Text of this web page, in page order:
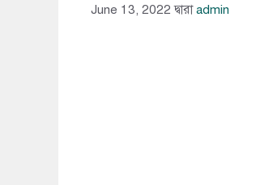
June 13, 2022 দ্বারাadmin